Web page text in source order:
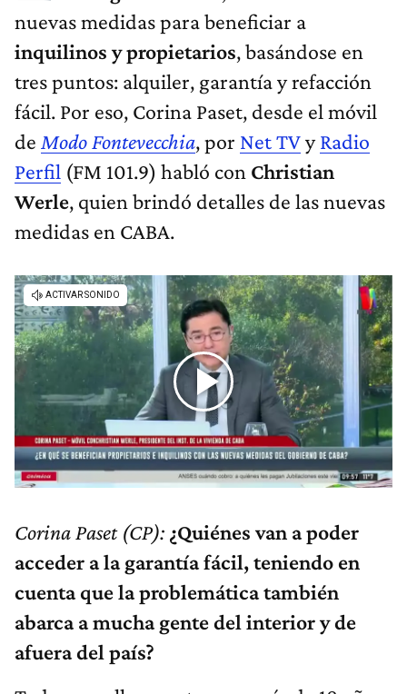
nuevas medidas para beneficiar a
inquilinos y propietarios, basándose en
tres puntos: alquiler, garantía y refacción
fácil. Por eso, Corina Paset, desde el móvil
de Modo Fontevecchia, por Net TVyRadio
Perfil (FM 101.9) habló con Christian
Werle, quien brindó detalles de las nuevas
medidas en CABA.
Corina Paset (CP): ¿Quiénes van a poder
acceder a la garantía fácil, teniendo en
cuenta que la problemática también
abarca a mucha gente del interior y de
afuera del país?